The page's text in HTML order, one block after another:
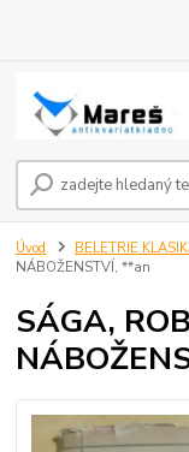
Úvod BELETRIE
NÁBOŽENSTVÍ, **an
SÁGA,